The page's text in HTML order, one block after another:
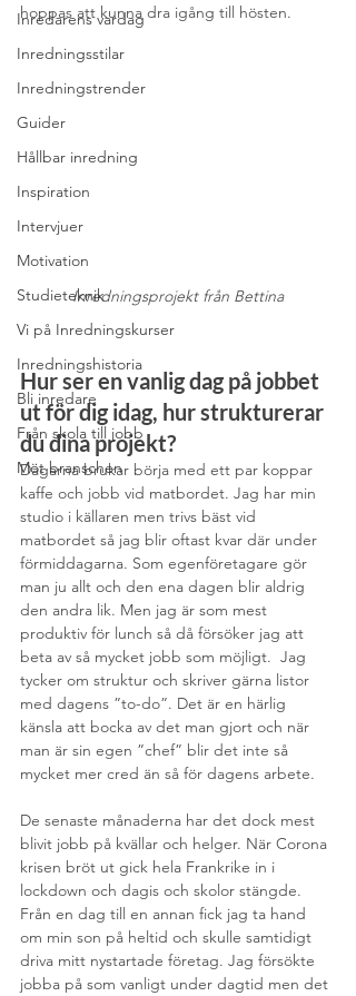
Inredarens vardag
Inredningsstilar
Inredningstrender
Guider
Hållbar inredning
Inspiration
Intervjuer
Motivation
Studieteknik
Vi på Inredningskurser
Inredningshistoria
Bli inredare
Från skola till jobb
Möt branschen
hoppas att kunna dra igång till hösten.
Inredningsprojekt från Bettina
Hur ser en vanlig dag på jobbet
ut för dig idag, hur strukturerar
du dina projekt?
Dagarna brukar börja med ett par koppar
kaffe och jobb vid matbordet. Jag har min
studio i källaren men trivs bäst vid
matbordet så jag blir oftast kvar där under
förmiddagarna. Som egenföretagare gör
man ju allt och den ena dagen blir aldrig
den andra lik. Men jag är som mest
produktiv för lunch så då försöker jag att
beta av så mycket jobb som möjligt.  Jag
tycker om struktur och skriver gärna listor
med dagens ”to-do”. Det är en härlig
känsla att bocka av det man gjort och när
man är sin egen ”chef” blir det inte så
mycket mer cred än så för dagens arbete.
De senaste månaderna har det dock mest
blivit jobb på kvällar och helger. När Corona
krisen bröt ut gick hela Frankrike in i
lockdown och dagis och skolor stängde.
Från en dag till en annan fick jag ta hand
om min son på heltid och skulle samtidigt
driva mitt nystartade företag. Jag försökte
jobba på som vanligt under dagtid men det